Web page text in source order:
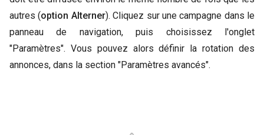
autres (option Alterner). Cliquez sur une campagne dans le
panneau de navigation, puis choisissez l'onglet
"Paramètres". Vous pouvez alors définir la rotation des
annonces, dans la section "Paramètres avancés".